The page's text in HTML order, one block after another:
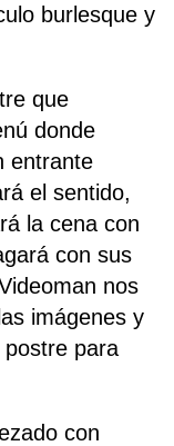
burlesque y
que
donde
entrante
el sentido,
la cena con
con sus
nos
imágenes y
para
con